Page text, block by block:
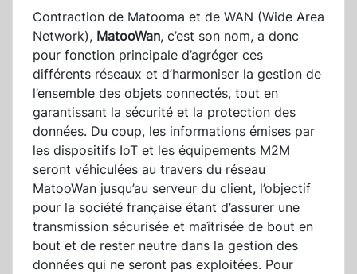
Contraction de Matooma et de WAN (Wide Area
Network), MatooWan, c’est son nom, a donc
pour fonction principale d’agréger ces
différents réseaux et d’harmoniser la gestion de
l’ensemble des objets connectés, tout en
garantissant la sécurité et la protection des
données. Du coup, les informations émises par
les dispositifs IoT et les équipements M2M
seront véhiculées au travers du réseau
MatooWan jusqu’au serveur du client, l’objectif
pour la société française étant d’assurer une
transmission sécurisée et maîtrisée de bout en
bout et de rester neutre dans la gestion des
données qui ne seront pas exploitées. Pour